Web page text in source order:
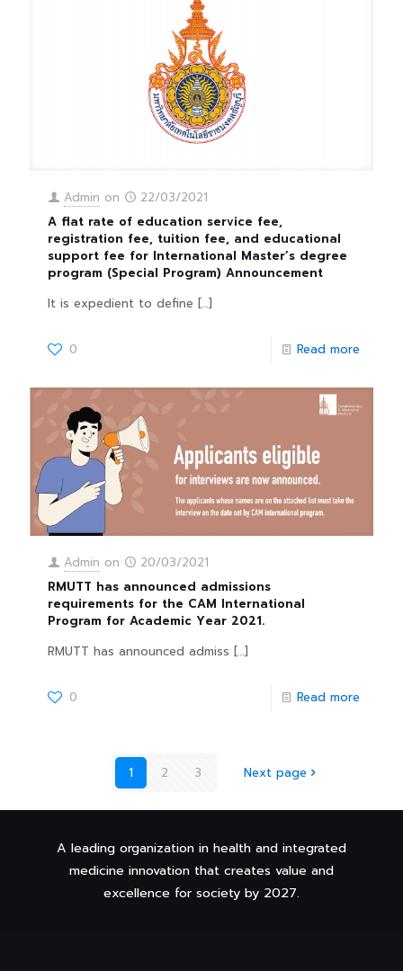
Admin on
22/03/2021
A flat rate of education service fee,
registration fee, tuition fee, and educational
support fee for International Master’s degree
program (Special Program) Announcement
It is expedient to define […]
0 Read more
Admin on
20/03/2021
RMUTT has announced admissions
requirements for the CAM International
Program for Academic Year 2021.
RMUTT has announced admiss […]
0 Read more
1 2 3 Next page
A leading organization in health and integrated
medicine innovation that creates value and
excellence for society by 2027.